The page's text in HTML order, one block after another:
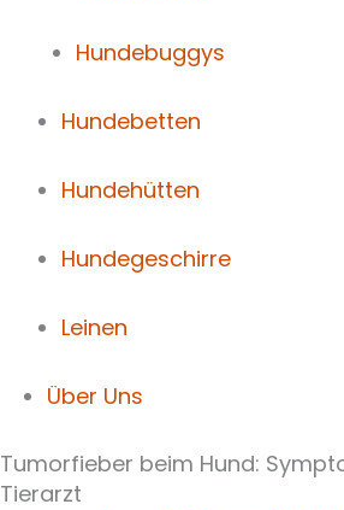
Hundebuggys
Hundebetten
Hundehütten
Hundegeschirre
Leinen
Über Uns
Tumorfieber beim Hund:
Tierarzt